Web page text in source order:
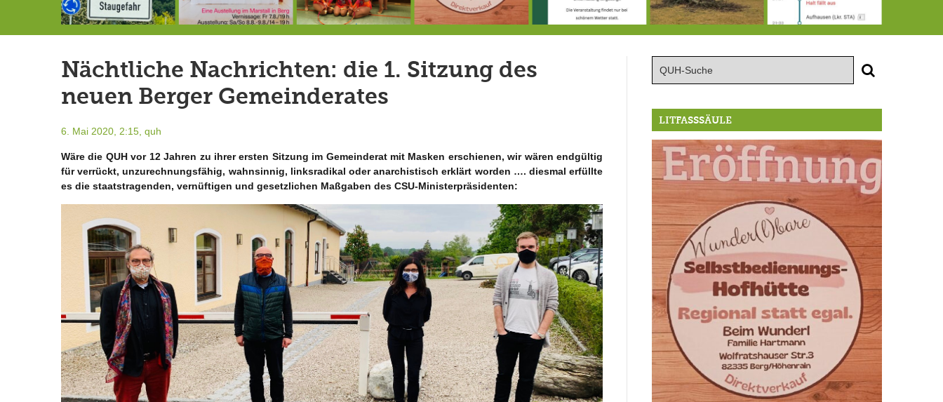
Nächtliche Nachrichten: die 1. Sitzung des
neuen Berger Gemeinderates
6. Mai 2020, 2:15, quh
Wäre die QUH vor 12 Jahren zu ihrer ersten Sitzung im Gemeinderat mit Masken erschienen, wir wären endgültig
für verrückt, unzurechnungsfähig, wahnsinnig, linksradikal oder anarchistisch erklärt worden …. diesmal erfüllte
es die staatstragenden, vernüftigen und gesetzlichen Maßgaben des CSU-Ministerpräsidenten:
LITFASSSÄULE